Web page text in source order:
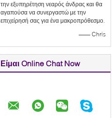
την εξυπηρέτηση νεαρός άνδρας και θα
αγαπούσα να συνεργαστώ με την
επιχείρησή σας για ένα μακροπρόθεσμο.
—— Chris
Είμαι Online Chat Now